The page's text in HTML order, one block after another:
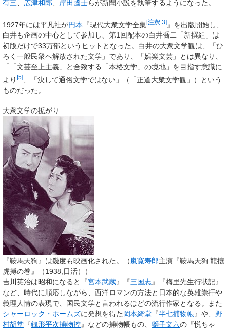
有三
広津和郎 岸田國士らが新聞小説を執筆するようになった。
1927年には平凡社が円本 『現代大衆文学全集[注釈 3] 』を出版開始し、
白井も企画の中心として参加し、第1回配本の白井喬二「新撰組」は
初版だけで33万部というヒットとなった。白井の大衆文学観は、「ひ
ろく一般民衆へ解放された文学」であり、「娯楽文芸」とは異なり、
「「文芸至上主義」と合致する「本格文学」の境地」を目指す意識に
より [5]
、「決して通俗文学ではない」（「正道大衆文学観」）という
ものだった。
大衆文学の拡がり
『鞍馬天狗』は幾度も映画化された。（嵐寛寿郎主演『鞍馬天狗 龍攘
虎搏の巻』（1938,日活））
吉川英治は昭和になると『宮本武蔵』『三国志』『梅里先生行状記』
など、時代に順応しながら、西洋ロマンの方法と日本的な英雄崇拝や
義理人情の表現で、国民文学と言われるほどの流行作家となる。また
シャーロック・ホームズに発想を得た岡本綺堂 『半七捕物帳』や、 野
村胡堂 『銭形平次捕物控』などの捕物帳もの、 獅子文六の『悦ちゃ